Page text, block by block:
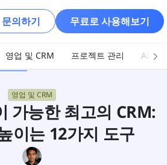
문의하기 무료로 사용해보기
영업 및 CRM 프로젝트 관리 AI 및
영업 및 CRM
가능한 최고의 CRM:
이는 12가지 도구